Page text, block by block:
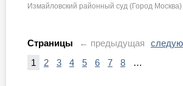
Измайловский районный суд (Город Москва)
Страницы ← предыдущая
1
2 3 4 5 6 7 8 …